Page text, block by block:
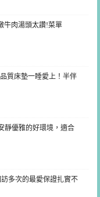
牛肉湯頭太讚!菜單
質床墊一睡愛上！半伴
靜優雅的好環境，適合
多次的最愛保證扎實不